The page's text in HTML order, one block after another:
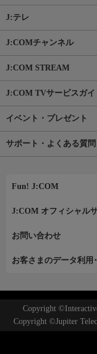
J:テレ
J:COMチャンネル
J:COM STREAM
J:COM TVサービスガイ
イベント・プレゼント
サポート・よくある質問
Fun! J:COM
J:COM オフィシャル
お問い合わせ
お客さまのデータ利用
Copyright
Copyright ©Jupiter